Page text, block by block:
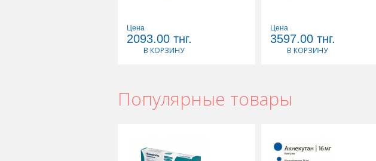
Цена
2093.00 тнг.
В КОРЗИНУ
Цена
3597.00 тнг.
В КОРЗИНУ
Популярные товары